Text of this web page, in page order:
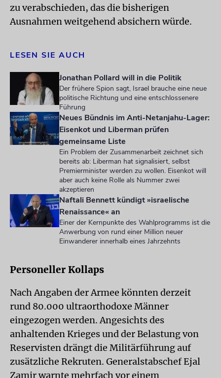
zu verabschieden, das die bisherigen
Ausnahmen weitgehend absichern würde.
LESEN SIE AUCH
Jonathan Pollard will in die Politik
Der frühere Spion sagt, Israel brauche eine neue
politische Richtung und eine entschlossenere
Führung
Neues Bündnis im Anti-Netanjahu-Lager:
Eisenkot und Liberman prüfen
gemeinsame Liste
Ein Problem der Zusammenarbeit zeichnet sich
bereits ab: Liberman hat signalisiert, selbst
Premierminister werden zu wollen. Eisenkot will
aber auch keine Rolle als Nummer zwei
akzeptieren
Naftali Bennett kündigt »israelische
Renaissance« an
Einer der Kernpunkte des Wahlprogramms ist die
Anwerbung von rund einer Million neuer
Einwanderer innerhalb eines Jahrzehnts
Personeller Kollaps
Nach Angaben der Armee könnten derzeit
rund 80.000 ultraorthodoxe Männer
eingezogen werden. Angesichts des
anhaltenden Krieges und der Belastung von
Reservisten drängt die Militärführung auf
zusätzliche Rekruten. Generalstabschef Ejal
Zamir warnte mehrfach vor einem